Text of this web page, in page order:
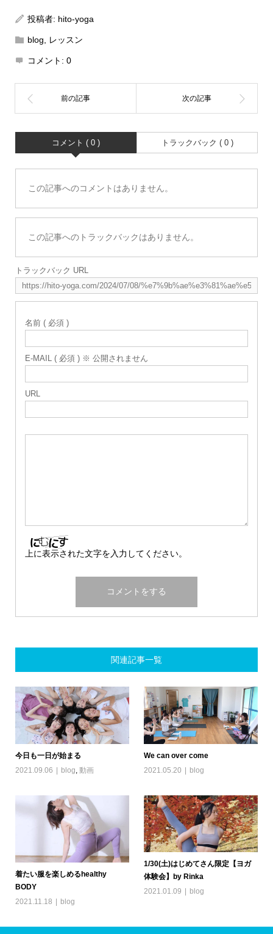
投稿者: hito-yoga
blog レッスン
コメント: 0
コメント ( 0 ) トラックバック ( 0 )
この記事へのコメントはありません。
この記事へのトラックバックはありません。
トラックバック URL
名前 ( 必須 )
E-MAIL ( 必須 ) ※ 公開されません
URL
上に表示された文字を入力してください。
関連記事一覧
今日も一日が始まる
2021.09.06
blog 動画
We can over come
2021.05.20
blog
着たい服を楽しめるhealthy
BODY
2021.11.18
blog
1/30(土)はじめてさん限定【ヨガ
体験会】by Rinka
2021.01.09
blog